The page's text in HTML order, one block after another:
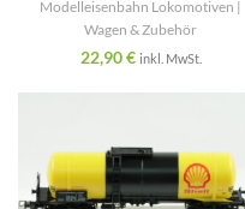
Modelleisenbahn Lokomotiven |
Wagen & Zubehör
22,90€ inkl. MwSt.